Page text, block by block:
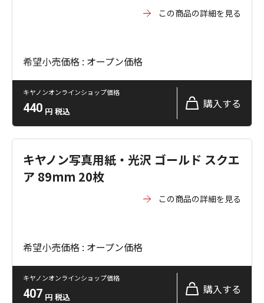
この商品の詳細を見る
希望小売価格 : オープン価格
キヤノンオンラインショップ価格
440 円 税込
購入する
キヤノン写真用紙・光沢 ゴールド スクエ
ア 89mm 20枚
この商品の詳細を見る
希望小売価格 : オープン価格
キヤノンオンラインショップ価格
407 円 税込
購入する